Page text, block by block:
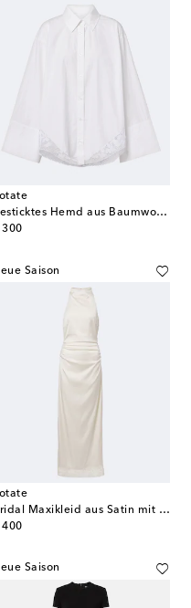
Besticktes Hemd aus Baumwollpopeline
300
price
Saison
Bridal Maxikleid aus Satin mit Spitze
400
price
Saison